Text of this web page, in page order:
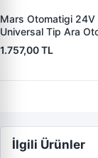
Mars Otomatigi 24V
Universal Tip Ara
| ZM 0404
1.757,00 TL
İlgili Ürünler